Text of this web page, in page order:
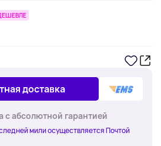
доставка
с абсолютной гарантией
мили осуществляется Почтой